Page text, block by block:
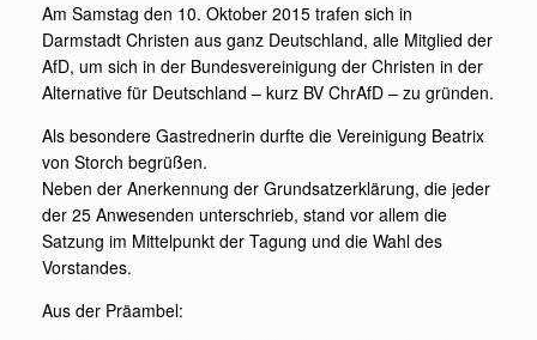
Am Samstag den 10. Oktober 2015 trafen sich in
Darmstadt Christen aus ganz Deutschland, alle Mitglied der
AfD, um sich in der Bundesvereinigung der Christen in der
Alternative für Deutschland – kurz BV ChrAfD – zu gründen.
Als besondere Gastrednerin durfte die Vereinigung Beatrix
von Storch begrüßen.
Neben der Anerkennung der Grundsatzerklärung, die jeder
der 25 Anwesenden unterschrieb, stand vor allem die
Satzung im Mittelpunkt der Tagung und die Wahl des
Vorstandes.
Aus der Präambel: